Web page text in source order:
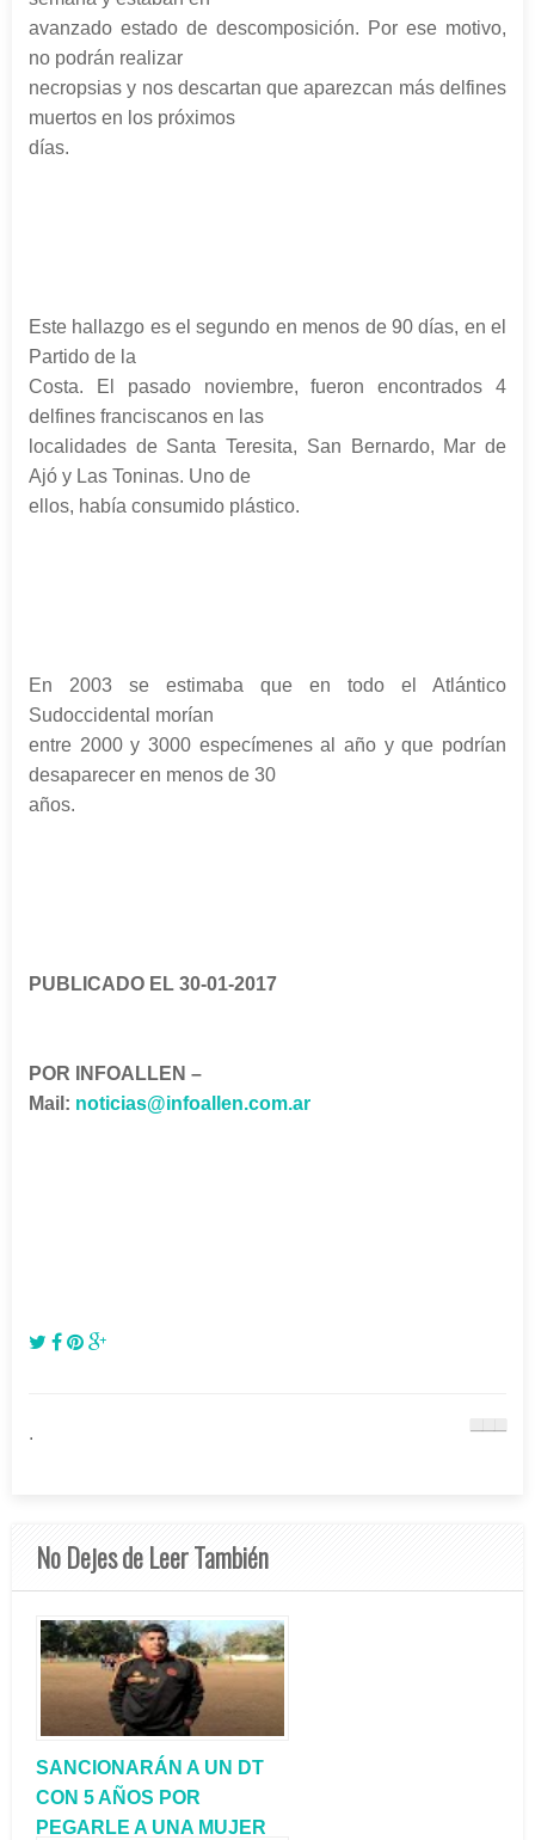
avanzado estado de descomposición. Por ese motivo,
no podrán realizar
necropsias y nos descartan que aparezcan más delfines
muertos en los próximos
días.
Este hallazgo es el segundo en menos de 90 días, en el
Partido de la
Costa. El pasado noviembre, fueron encontrados 4
delfines franciscanos en las
localidades de Santa Teresita, San Bernardo, Mar de
Ajó y Las Toninas. Uno de
ellos, había consumido plástico.
En 2003 se estimaba que en todo el Atlántico
Sudoccidental morían
entre 2000 y 3000 especímenes al año y que podrían
desaparecer en menos de 30
años.
PUBLICADO EL 30-01-2017
POR INFOALLEN –
Mail: noticias@infoallen.com.ar
.
No Dejes de Leer También
SANCIONARÁN A UN DT
CON 5 AÑOS POR
PEGARLE A UNA MUJER